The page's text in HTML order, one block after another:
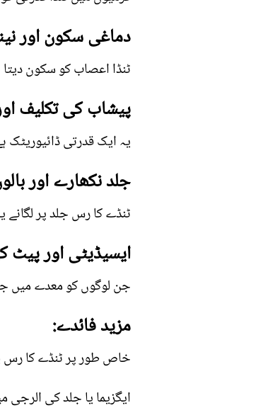
دماغی سکون اور
ٹنڈا اعصاب کو سکون دیتا
پیشاب کی تکلیف
یہ ایک قدرتی ڈائیوریٹک
جلد نکھارے اور
ٹنڈے کا رس جلد پر
ایسیڈیٹی اور پیٹ
جن لوگوں کو معدے میں
مزید فائدے:
خاص طور پر ٹنڈے کا رس
ایگزیما یا جلد کی